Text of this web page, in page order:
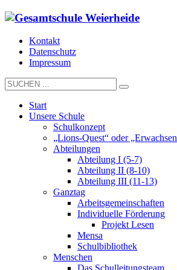
Kontakt
Datenschutz
Impressum
Start
Unsere Schule
Schulkonzept
„Lions-Quest“ oder
Abteilungen
Abteilung I (5-7)
Abteilung II (8-10)
Abteilung III (11-13)
Ganztag
Arbeitsgemeinschaften
Individuelle Förderung
Projekt Lesen
Mensa
Schulbibliothek
Menschen